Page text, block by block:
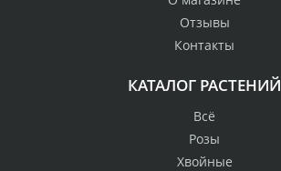
Отзывы
Контакты
КАТАЛОГ РАСТЕНИЙ
Всё
Розы
Хвойные